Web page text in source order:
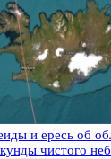
и ересь об
чистого